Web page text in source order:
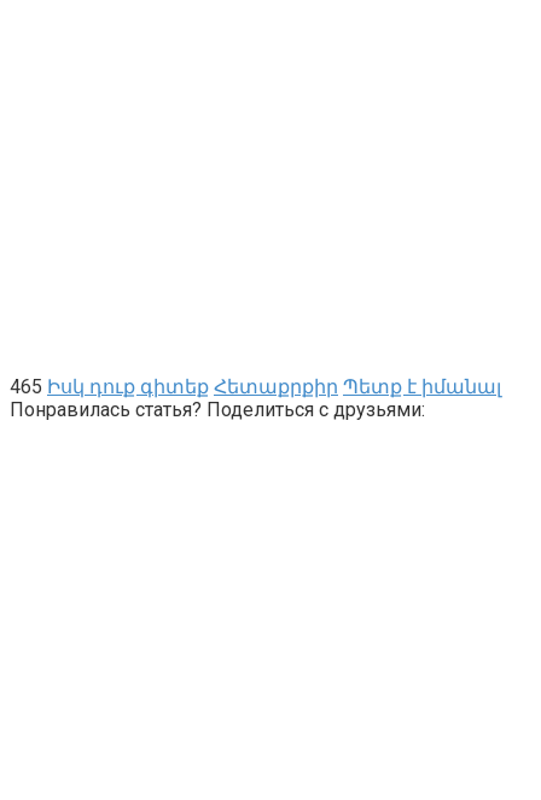
465 Իսկ դուք գիտեք Հետաքրքիր Պետք է իմանալ
Понравилась статья? Поделиться с друзьями: